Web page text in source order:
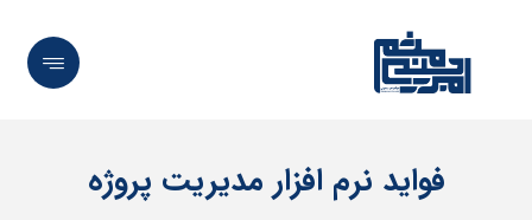
فواید نرم‌ افزار مدیریت پروژه